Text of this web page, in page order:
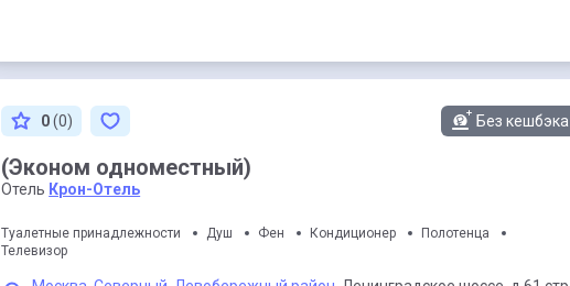
0(0) Без кешбэка
(Эконом одноместный)
Отель Крон-Отель
Туалетные принадлежности Душ Фен Кондиционер
Полотенца
Телевизор